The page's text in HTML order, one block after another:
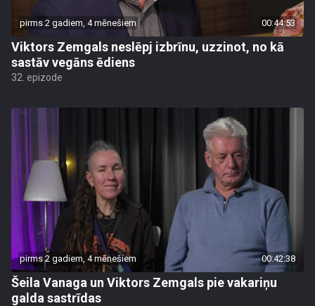
pirms 2 gadiem, 4 mēnešiem 00:44:53
Viktors Zemgals neslēpj izbrīnu, uzzinot, no kā
sastāv vegāns ēdiens
32. epizode
pirms 2 gadiem, 4 mēnešiem 00:42:38
Šeila Vanaga un Viktors Zemgals pie vakariņu
galda sastrīdas